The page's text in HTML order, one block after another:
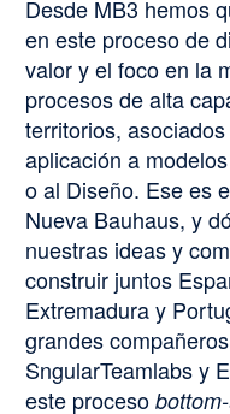
Desde MB3 hemos
en este proceso de
valor y el foco en la
procesos de alta
territorios,
aplicación a modelos
o al Diseño. Ese es
Nueva Bauhaus, y
nuestras ideas y
construir juntos
Extremadura y
grandes
SngularTeamlabs y
este proceso